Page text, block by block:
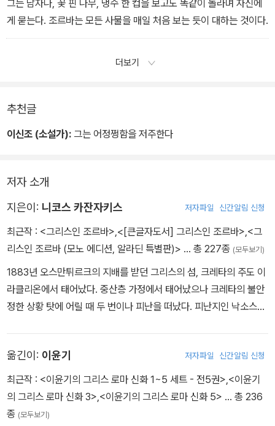
그는 남자나, 꽃 핀 나무, 냉수 한 컵을 보고도 똑같이 놀라며 자신에
게 묻는다. 조르바는 모든 사물을 매일 처음 보는 듯이 대하는 것이다.
더보기
추천글
이신조 (소설가): 그는 어정쩡함을 저주한다
저자 소개
지은이: 니코스 카잔자키스 저자파일 신간알림 신청
최근작 : <그리스인 조르바> <[큰글자도서] 그리스인 조르바> <그
리스인 조르바 (모노 에디션, 알라딘 특별판)> … 총 227종 (모두보기)
1883년 오스만튀르크의 지배를 받던 그리스의 섬, 크레타의 주도 이
라클리온에서 태어났다. 중산층 가정에서 태어났으나 크레타의 불안
정한 상황 탓에 어릴 때 두 번이나 피난을 떠났다. 피난지인 낙소스에
대》를 비롯한 문학 작품을 몇 편 발표했다. 파리의 법학 대학원에 진
학해서도 법학보다는 니체와 베르그송의 사상에 심취했다. 1917년
친구 기오르고스 조르바와 갈탄 광산을 운영한 경험은 훗날 《그리스
인 조르바》의 밑거름이 되었다. 평생 문학, 정치, 사회 등 다방면으로
옮긴이: 이윤기 저자파일 신간알림 신청
최근작 : <이윤기의 그리스 로마 신화 1~5 세트 - 전5권> <이윤기
의 그리스 로마 신화 3> <이윤기의 그리스 로마 신화 5> … 총 236
종 (모두보기)